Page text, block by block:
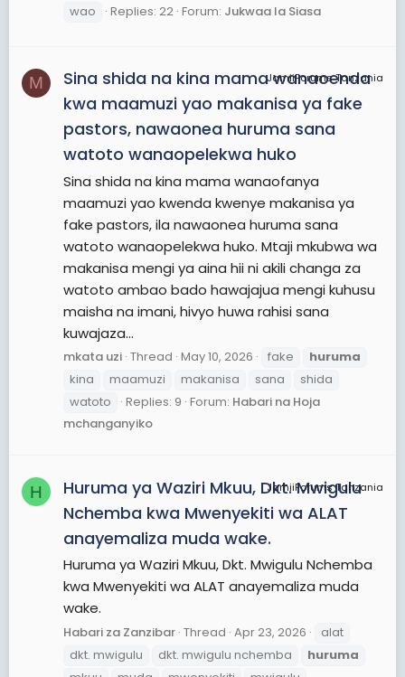
wao Replies: 22 Forum: Jukwaa la Siasa
M JamiiForums Tanzania
Sina shida na kina mama wanaoenda
kwa maamuzi yao makanisa ya fake
pastors, nawaonea huruma sana
watoto wanaopelekwa huko
Sina shida na kina mama wanaofanya
maamuzi yao kwenda kwenye makanisa ya
fake pastors, ila nawaonea huruma sana
watoto wanaopelekwa huko. Mtaji mkubwa wa
makanisa mengi ya aina hii ni akili changa za
watoto ambao bado hawajajua mengi kuhusu
maisha na imani, hivyo huwa rahisi sana
kuwajaza...
mkata uzi Thread May 10, 2026 fake
huruma
kina
maamuzi makanisa sana
shida
watoto
Replies: 9 Forum: Habari na Hoja
mchanganyiko
H JamiiForums Tanzania
Huruma ya Waziri Mkuu, Dkt. Mwigulu
Nchemba kwa Mwenyekiti wa ALAT
anayemaliza muda wake.
Huruma ya Waziri Mkuu, Dkt. Mwigulu Nchemba
kwa Mwenyekiti wa ALAT anayemaliza muda
wake.
Habari za Zanzibar Thread Apr 23, 2026
alat
dkt. mwigulu
dkt. mwigulu nchemba
huruma